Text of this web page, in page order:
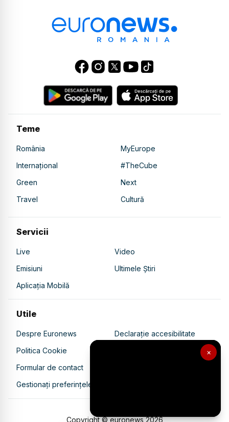
×
Teme
România
MyEurope
Internațional
#TheCube
Green
Next
Travel
Cultură
Servicii
Live
Video
Emisiuni
Ultimele Știri
Aplicația Mobilă
Utile
Despre Euronews
Declarație accesibilitate
Politica Cookie
Politica de confidențialitate
Formular de contact
Gestionați preferințele
Copyright © euronews2026